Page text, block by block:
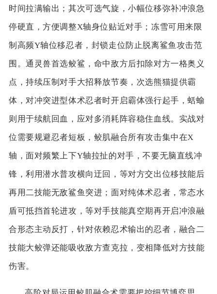
时间拉满输出；其次可选气旋，小幅位移弥补冲浪急
停硬直，方便调整X轴身位贴近对手；冻雪可用来限
制高频Y轴位移忍者，封锁走位防止脱离鲨鱼攻击范
围。通灵兽首选鲛鲨，命中敌方后扣除对方一格奥义
点，持续压制对手大招释放节奏，次选熊猫提供霸
体，对冲突进型体术忍者时开启霸体强行起手，蛞蝓
则用于续航回血，应对多消耗阵容稳住血线。实战对
位需要规避忍者短板，鲛肌融合所有攻击集中在X
轴，面对频繁上下Y轴拉扯的对手，不要无脑直线冲
锋，利用潜水普攻横向迂回，等对方交出位移技能后
再用二技能无敌鲨鱼突进；面对纯体术忍者，常态水
盾可抵挡首轮进攻，等对手技能真空期再开启冲浪融
合形态主动反打，针对依赖忍术输出的忍者，融合二
技能大鲛弹还能吸收敌方查克拉，变相降低对方技能
伤害。